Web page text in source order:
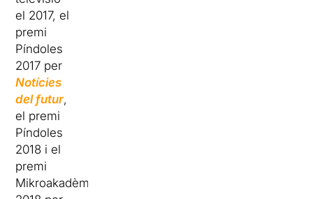
el 2017, el
premi
Píndoles
2017 per
Notícies
del futur,
el premi
Píndoles
2018 i el
premi
Mikroakadèmia